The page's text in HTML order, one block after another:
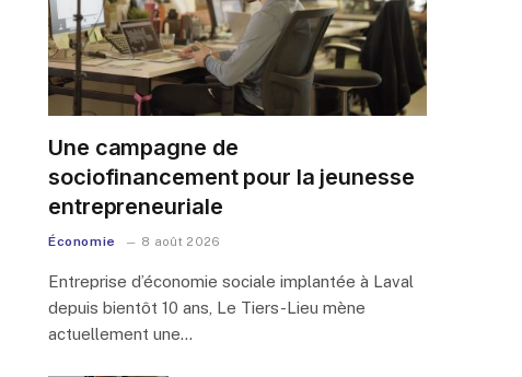
Une campagne de
sociofinancement pour la jeunesse
entrepreneuriale
Économie 8 août 2026
Entreprise d’économie sociale implantée à Laval
depuis bientôt 10 ans, Le Tiers-Lieu mène
actuellement une…